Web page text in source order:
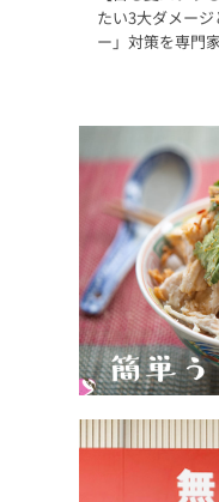
たい3大ダメー
ー」対策を専門